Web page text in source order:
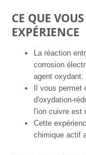
CE QUE
EXPÉRIENCE
La réaction
corrosion
agent oxydant.
Il vous permet
d'oxydation-
l'ion cuivre est
Cette
chimique actif